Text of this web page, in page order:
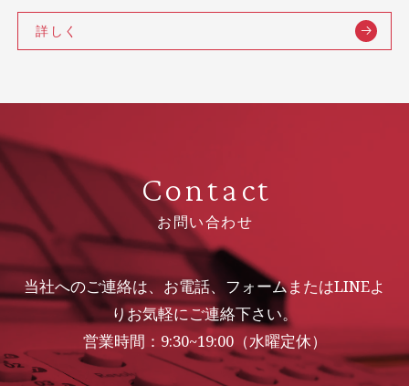
詳しく
お問い合わせ
Contact
当社へのご連絡は、お電話、フォームまたはLINEよ
りお気軽にご連絡下さい。
営業時間：9:30~19:00（水曜定休）